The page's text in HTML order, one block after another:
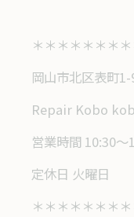
＊＊＊＊＊＊＊
岡山市北区表町
Repair Kobo
営業時間 10:30～
定休日 火曜日
＊＊＊＊＊＊＊